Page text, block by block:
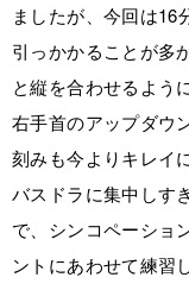
ましたが、今回は16
引っかかることが多
と縦を合わせるよう
右手首のアップダウ
刻みも今よりキレイ
バスドラに集中しす
で、シンコペーショ
ントにあわせて練習